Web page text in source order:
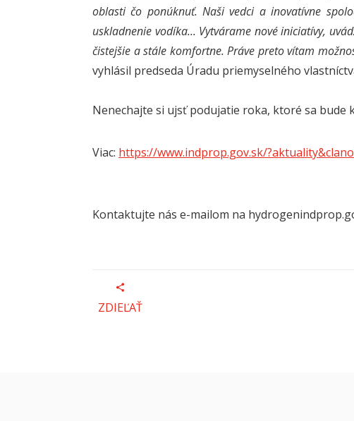
oblasti čo ponúknuť. Naši vedci a inovatívne
uskladnenie vodíka... Vytvárame nové iniciatívy,
čistejšie a stále komfortne. Práve preto vítam
vyhlásil predseda Úradu priemyselného
Nenechajte si ujsť podujatie roka, ktoré sa bude
Viac: https://www.indprop.gov.sk/
Kontaktujte nás e-mailom na
ZDIEĽAŤ